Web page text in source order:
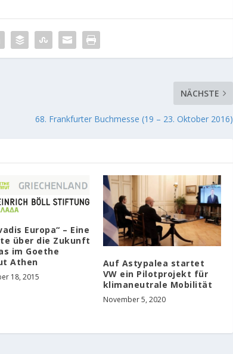
NÄCHSTE
68. Frankfurter Buchmesse (19 – 23. Oktober 2016)
Europa“ – Eine
über die Zukunft
im Goethe
Athen
18, 2015
Auf Astypalea startet
VW ein Pilotprojekt für
klimaneutrale Mobilität
November 5, 2020